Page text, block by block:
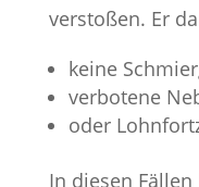
verstoßen. Er
keine
verbotene
oder
In diesen